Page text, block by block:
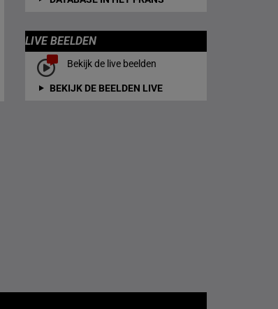
LIVE BEELDEN
Bekijk de live beelden
BEKIJK DE BEELDEN LIVE